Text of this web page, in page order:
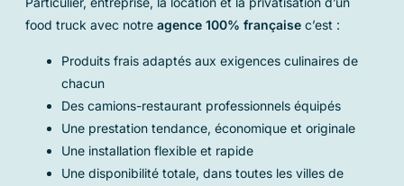
food truck avec notre agence 100% française c’est :
Produits frais adaptés aux exigences culinaires de
chacun
Des camions-restaurant professionnels équipés
Une prestation tendance, économique et originale
Une installation flexible et rapide
Une disponibilité totale, dans toutes les villes de